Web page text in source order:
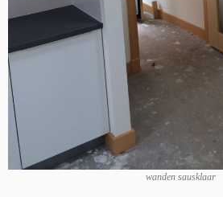
wanden sausklaar